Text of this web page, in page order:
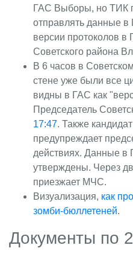
ГАС Выборы, но ТИК
отправлять данные
версии протоколов в
Советского района
В 6 часов в
стене уже были все
видны в ГАС как
Председатель
17:47. Также
предупреждает
действиях. Данные
утверждены. Через
приезжает МЧС.
Визуализация, как
зомби-бюллетеней.
Документы по